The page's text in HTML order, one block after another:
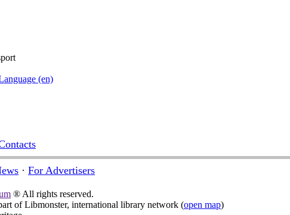
(en)
· For Advertisers
® All rights reserved.
of Libmonster, international library network (open map)